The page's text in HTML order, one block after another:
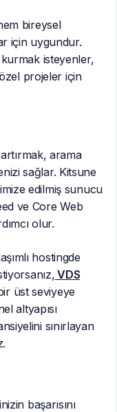
bireysel
için uygundur.
isteyenler,
projeler için
arama
sağlar. Kitsune
edilmiş sunucu
ve Core Web
olur.
hostingde
VDS
üst seviyeye
altyapısı
sınırlayan
başarısını